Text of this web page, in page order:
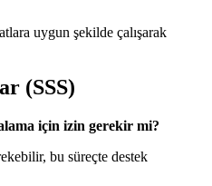
uygun şekilde çalışarak
(SSS)
için izin gerekir mi?
bu süreçte destek